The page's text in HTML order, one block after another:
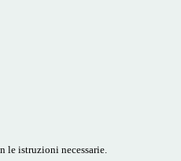
le istruzioni necessarie.